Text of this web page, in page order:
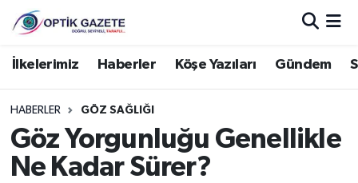
İlkelerimiz Haberler Köşe Yazıları Gündem
HABERLER GÖZ SAĞLIĞI
Göz Yorgunluğu Genellikle
Ne Kadar Sürer?
Nöbetçi Eczaneler
Hava Durumu
İstanbul Namaz Vakitleri